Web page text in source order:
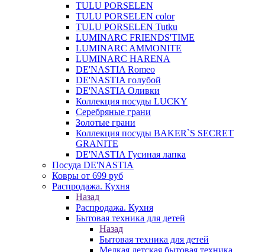
TULU PORSELEN
TULU PORSELEN color
TULU PORSELEN Tutku
LUMINARC FRIENDS'TIME
LUMINARC AMMONITE
LUMINARC HARENA
DE'NASTIA Romeo
DE'NASTIA голубой
DE'NASTIA Оливки
Коллекция посуды LUCKY
Серебряные грани
Золотые грани
Коллекция посуды BAKER`S SECRET
GRANITE
DE'NASTIA Гусиная лапка
Посуда DE'NASTIA
Ковры от 699 руб
Распродажа. Кухня
Назад
Распродажа. Кухня
Бытовая техника для детей
Назад
Бытовая техника для детей
Мелкая детская бытовая техника